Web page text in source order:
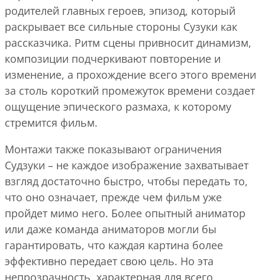
родителей главных героев, эпизод, который
раскрывает все сильные стороны Сузуки как
рассказчика. Ритм сцены привносит динамизм,
композиции подчеркивают повторение и
изменение, а прохождение всего этого времени
за столь короткий промежуток времени создает
ощущение эпического размаха, к которому
стремится фильм.
Монтажи также показывают ограничения
Судзуки – не каждое изображение захватывает
взгляд достаточно быстро, чтобы передать то,
что оно означает, прежде чем фильм уже
пройдет мимо него. Более опытный аниматор
или даже команда аниматоров могли бы
гарантировать, что каждая картина более
эффективно передает свою цель. Но эта